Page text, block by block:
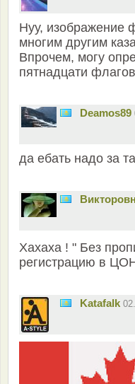
Нуу, изображение
многим другим
Впрочем, могу
пятнадцати
Deamos89
да ебать надо за
Хахаха ! " Без
регистрацию в
Katafalk